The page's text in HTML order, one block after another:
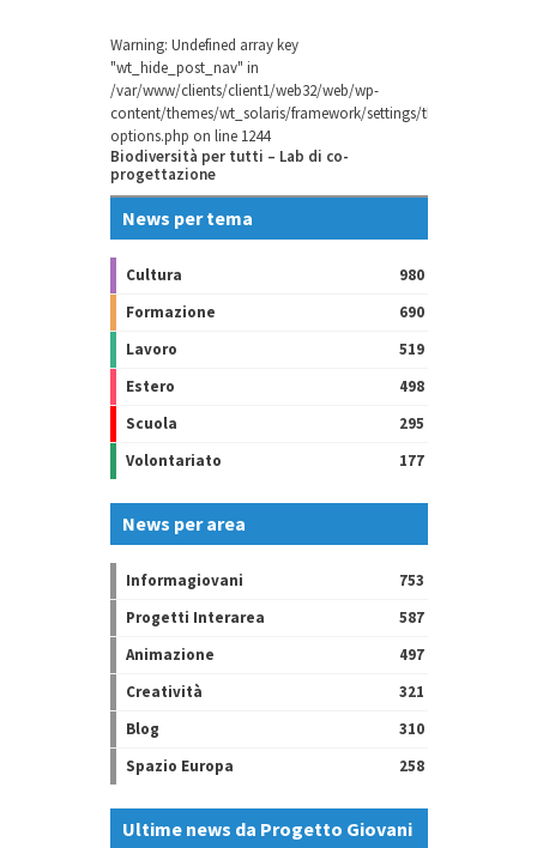
Warning: Undefined array key
"wt_hide_post_nav" in
/var/www/clients/client1/web32/web/wp-
content/themes/wt_solaris/framework/settings/theme-
options.php on line 1244
Biodiversità per tutti – Lab di co-
progettazione
News per tema
Cultura
980
Formazione
690
Lavoro
519
Estero
498
Scuola
295
Volontariato
177
News per area
Informagiovani
753
Progetti Interarea
587
Animazione
497
Creatività
321
Blog
310
Spazio Europa
258
Ultime news da Progetto Giovani